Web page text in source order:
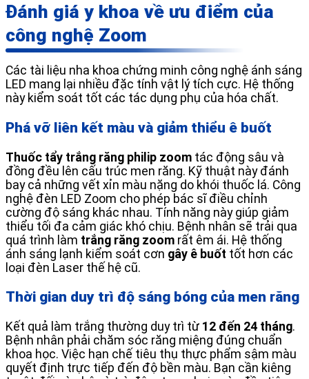
Đánh giá y khoa về ưu điểm của
công nghệ Zoom
Các tài liệu nha khoa chứng minh công nghệ ánh sáng
LED mang lại nhiều đặc tính vật lý tích cực. Hệ thống
này kiểm soát tốt các tác dụng phụ của hóa chất.
Phá vỡ liên kết màu và giảm thiểu ê buốt
Thuốc tẩy trắng răng philip zoom tác động sâu và
đồng đều lên cấu trúc men răng. Kỹ thuật này đánh
bay cả những vết xỉn màu nặng do khói thuốc lá. Công
nghệ đèn LED Zoom cho phép bác sĩ điều chỉnh
cường độ sáng khác nhau. Tính năng này giúp giảm
thiểu tối đa cảm giác khó chịu. Bệnh nhân sẽ trải qua
quá trình làm trắng răng zoom rất êm ái. Hệ thống
ánh sáng lạnh kiểm soát cơn gây ê buốt tốt hơn các
loại đèn Laser thế hệ cũ.
Thời gian duy trì độ sáng bóng của men răng
Kết quả làm trắng thường duy trì từ 12 đến 24 tháng.
Bệnh nhân phải chăm sóc răng miệng đúng chuẩn
khoa học. Việc hạn chế tiêu thụ thực phẩm sậm màu
quyết định trực tiếp đến độ bền màu. Bạn cần kiêng